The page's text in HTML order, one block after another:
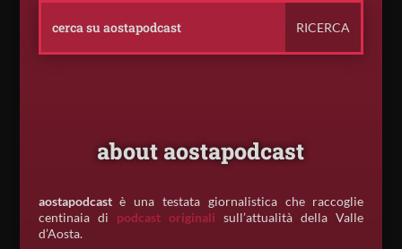
about aostapodcast
aostapodcastè una testata giornalistica che raccoglie
centinaia di podcast originali sull’attualità della Valle
d’Aosta.